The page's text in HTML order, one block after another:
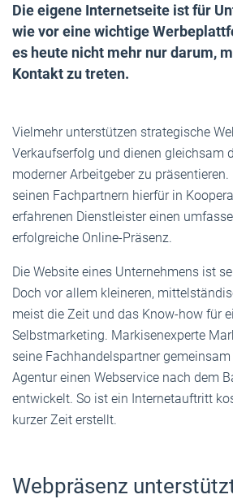
Die eigene Internetseite ist für
wie vor eine wichtige
es heute nicht mehr nur darum,
Kontakt zu treten.
Vielmehr unterstützen strategische
Verkaufserfolg und dienen gleichsam
moderner Arbeitgeber zu
seinen Fachpartnern hierfür in
erfahrenen Dienstleister einen
erfolgreiche Online-Präsenz.
Die Website eines Unternehmens ist
Doch vor allem kleineren,
meist die Zeit und das Know-how für
Selbstmarketing. Markisenexperte
seine Fachhandelspartner
Agentur einen Webservice nach dem
entwickelt. So ist ein Internetauftritt
kurzer Zeit erstellt.
Webpräsenz